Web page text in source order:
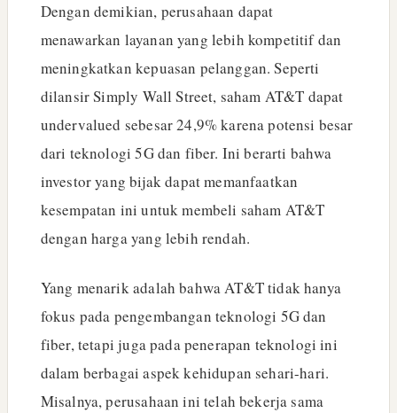
Dengan demikian, perusahaan dapat
menawarkan layanan yang lebih kompetitif dan
meningkatkan kepuasan pelanggan. Seperti
dilansir Simply Wall Street, saham AT&T dapat
undervalued sebesar 24,9% karena potensi besar
dari teknologi 5G dan fiber. Ini berarti bahwa
investor yang bijak dapat memanfaatkan
kesempatan ini untuk membeli saham AT&T
dengan harga yang lebih rendah.
Yang menarik adalah bahwa AT&T tidak hanya
fokus pada pengembangan teknologi 5G dan
fiber, tetapi juga pada penerapan teknologi ini
dalam berbagai aspek kehidupan sehari-hari.
Misalnya, perusahaan ini telah bekerja sama